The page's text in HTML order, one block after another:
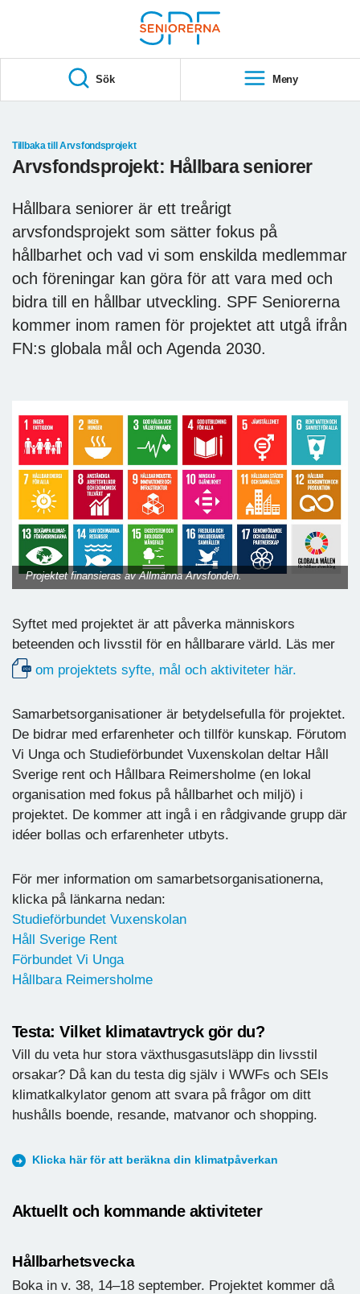
S
A
Sök Meny
Tillbaka till Arvsfondsprojekt
Arvsfondsprojekt: Hållbara seniorer
Hållbara seniorer är ett treårigt
arvsfondsprojekt som sätter fokus på
hållbarhet och vad vi som enskilda medlemmar
och föreningar kan göra för att vara med och
bidra till en hållbar utveckling. SPF Seniorerna
kommer inom ramen för projektet att utgå ifrån
FN:s globala mål och Agenda 2030.
Projektet finansieras av Allmänna Arvsfonden.
Syftet med projektet är att påverka människors
beteenden och livsstil för en hållbarare värld. Läs mer
om projektets syfte, mål och aktiviteter här.
Samarbetsorganisationer är betydelsefulla för projektet.
De bidrar med erfarenheter och tillför kunskap. Förutom
Vi Unga och Studieförbundet Vuxenskolan deltar Håll
Sverige rent och Hållbara Reimersholme (en lokal
organisation med fokus på hållbarhet och miljö) i
projektet. De kommer att ingå i en rådgivande grupp där
idéer bollas och erfarenheter utbyts.
För mer information om samarbetsorganisationerna,
klicka på länkarna nedan:
Studieförbundet Vuxenskolan
Håll Sverige Rent
Förbundet Vi Unga
Hållbara Reimersholme
Testa: Vilket klimatavtryck gör du?
Vill du veta hur stora växthusgasutsläpp din livsstil
orsakar? Då kan du testa dig själv i WWFs och SEIs
klimatkalkylator genom att svara på frågor om ditt
hushålls boende, resande, matvanor och shopping.
Klicka här för att beräkna din klimatpåverkan
Aktuellt och kommande aktiviteter
Hållbarhetsvecka
Boka in v. 38, 14–18 september. Projektet kommer då